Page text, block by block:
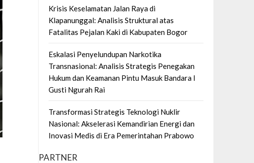
Krisis Keselamatan Jalan Raya di
Klapanunggal: Analisis Struktural atas
Fatalitas Pejalan Kaki di Kabupaten Bogor
Eskalasi Penyelundupan Narkotika
Transnasional: Analisis Strategis Penegakan
Hukum dan Keamanan Pintu Masuk Bandara I
Gusti Ngurah Rai
Transformasi Strategis Teknologi Nuklir
Nasional: Akselerasi Kemandirian Energi dan
Inovasi Medis di Era Pemerintahan Prabowo
PARTNER